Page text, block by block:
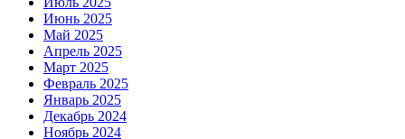
Июнь 2025
Май 2025
Апрель 2025
Март 2025
Февраль 2025
Январь 2025
Декабрь 2024
Ноябрь 2024